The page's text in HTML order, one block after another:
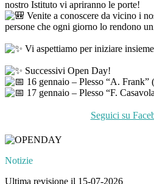
nostro Istituto vi apriranno le porte!
Venite a conoscere da vicino i
persone che ogni giorno lo rendono
Vi aspettiamo per iniziare
Successivi Open Day!
16 gennaio – Plesso “A. Frank”
17 gennaio – Plesso “F.
Seguici su
Notizie
Ultima revisione il 15-07-2026